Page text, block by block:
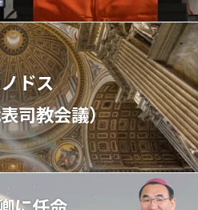
ドス
司教会議）